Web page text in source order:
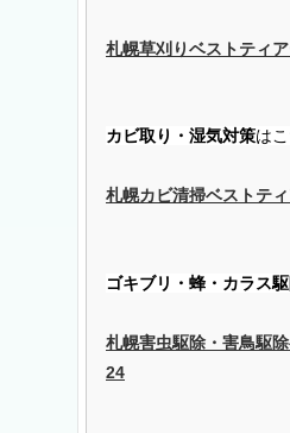
札幌草刈りベストティ
カビ取り・湿気対策は
札幌カビ清掃ベストテ
ゴキブリ・蜂・カラス
札幌害虫駆除・害鳥駆
24